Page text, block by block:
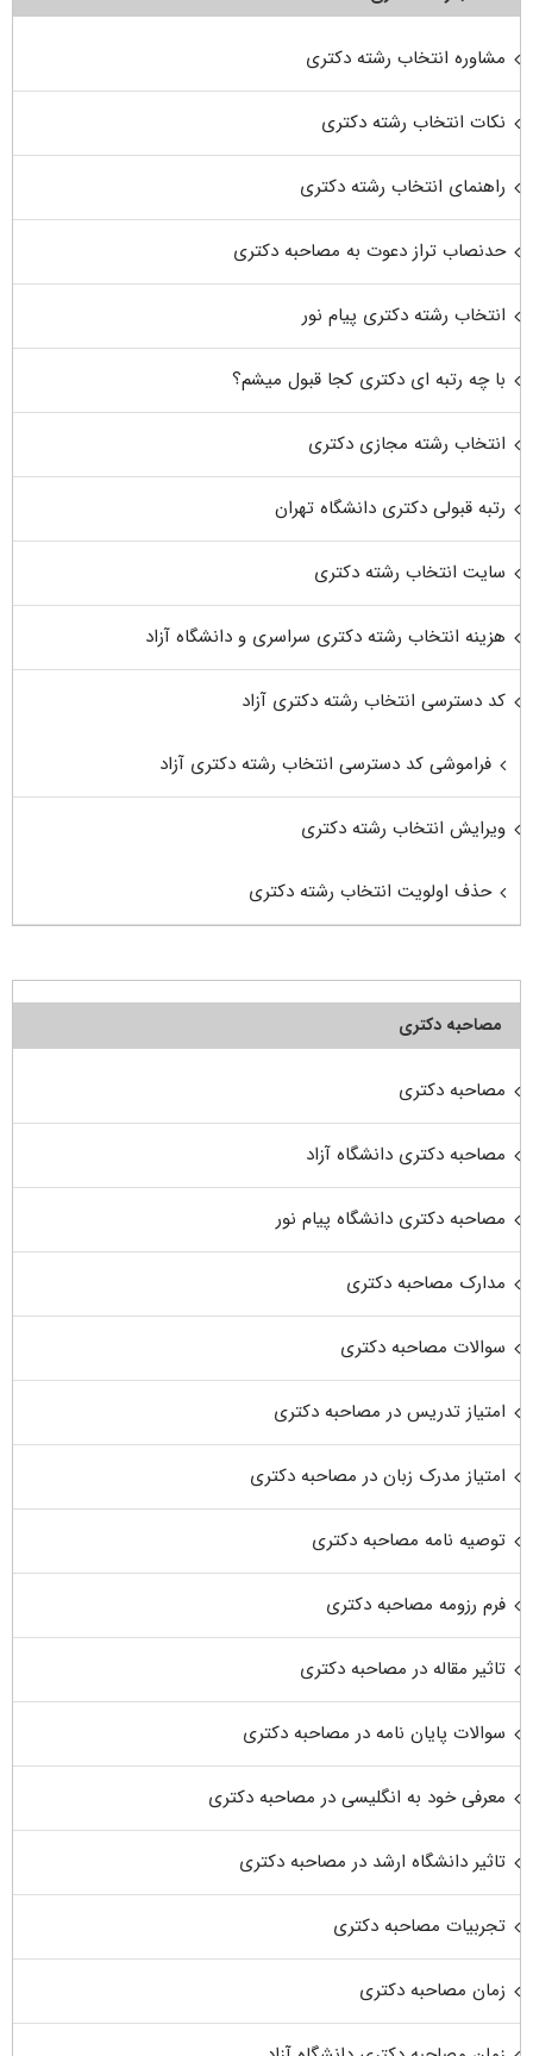
مشاوره انتخاب رشته دکتری
نکات انتخاب رشته دکتری
راهنمای انتخاب رشته دکتری
حدنصاب تراز دعوت به مصاحبه دکتری
انتخاب رشته دکتری پیام نور
با چه رتبه ای دکتری کجا قبول میشم؟
انتخاب رشته مجازی دکتری
رتبه قبولی دکتری دانشگاه تهران
سایت انتخاب رشته دکتری
هزینه انتخاب رشته دکتری سراسری و دانشگاه آزاد
کد دسترسی انتخاب رشته دکتری آزاد
فراموشی کد دسترسی انتخاب رشته دکتری آزاد
ویرایش انتخاب رشته دکتری
حذف اولویت انتخاب رشته دکتری
مصاحبه دکتری
مصاحبه دکتری
مصاحبه دکتری دانشگاه آزاد
مصاحبه دکتری دانشگاه پیام نور
مدارک مصاحبه دکتری
سوالات مصاحبه دکتری
امتیاز تدریس در مصاحبه دکتری
امتیاز مدرک زبان در مصاحبه دکتری
توصیه نامه مصاحبه دکتری
فرم رزومه مصاحبه دکتری
تاثیر مقاله در مصاحبه دکتری
سوالات پایان نامه در مصاحبه دکتری
معرفی خود به انگلیسی در مصاحبه دکتری
تاثیر دانشگاه ارشد در مصاحبه دکتری
تجربیات مصاحبه دکتری
زمان مصاحبه دکتری